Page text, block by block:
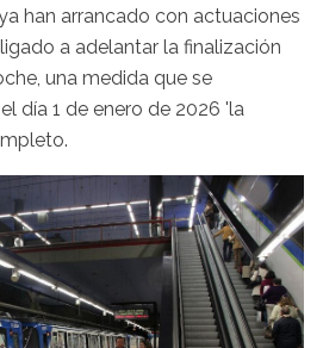
han arrancado con actuaciones
a adelantar la finalización
una medida que se
día 1 de enero de 2026 'la